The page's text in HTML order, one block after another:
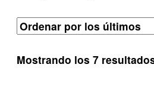
Mostrando los 7